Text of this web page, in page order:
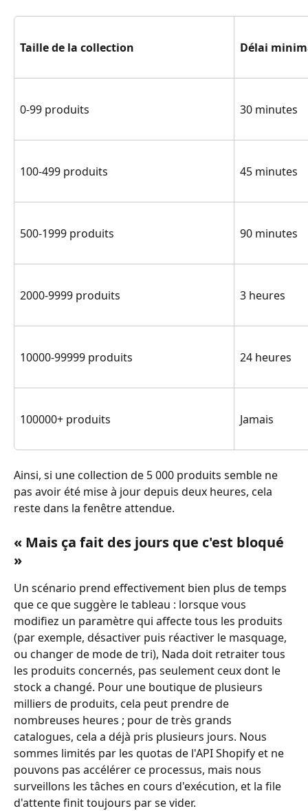
Taille de la collection Délai
0-99 produits 30 minutes
100-499 produits 45 minutes
500-1999 produits 90 minutes
2000-9999 produits 3 heures
10000-99999 produits 24 heures
100000+ produits Jamais
Ainsi, si une collection de 5 000 produits semble ne
pas avoir été mise à jour depuis deux heures, cela
reste dans la fenêtre attendue.
« Mais ça fait des jours que c'est bloqué
»
Un scénario prend effectivement bien plus de temps
que ce que suggère le tableau : lorsque vous
modifiez un paramètre qui affecte tous les produits
(par exemple, désactiver puis réactiver le masquage,
ou changer de mode de tri), Nada doit retraiter tous
les produits concernés, pas seulement ceux dont le
stock a changé. Pour une boutique de plusieurs
milliers de produits, cela peut prendre de
nombreuses heures ; pour de très grands
catalogues, cela a déjà pris plusieurs jours. Nous
sommes limités par les quotas de l'API Shopify et ne
pouvons pas accélérer ce processus, mais nous
surveillons les tâches en cours d'exécution, et la file
d'attente finit toujours par se vider.